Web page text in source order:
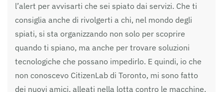
l’alert per avvisarti che sei spiato dai servizi. Che ti
consiglia anche di rivolgerti a chi, nel mondo degli
spiati, si sta organizzando non solo per scoprire
quando ti spiano, ma anche per trovare soluzioni
tecnologiche che possano impedirlo. E quindi, io che
non conoscevo CitizenLab di Toronto, mi sono fatto
dei nuovi amici, alleati nella lotta contro le macchine.